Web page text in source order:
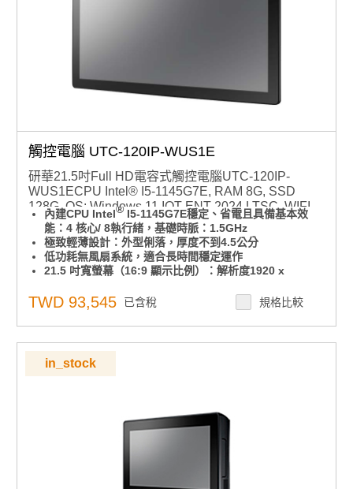
觸控電腦 UTC-120IP-WUS1E
研華21.5吋Full HD電容式觸控電腦UTC-120IP-
WUS1ECPU Intel® I5-1145G7E, RAM 8G, SSD
128G, OS: Windows 11 IOT ENT 2024 LTSC, WIFI
及藍芽, 電源線（台灣）
內建CPU Intel® I5-1145G7E穩定、省電且具備基本效
能：4 核心/ 8執行緒，基礎時脈：1.5GHz
極致輕薄設計：外型俐落，厚度不到4.5公分
低功耗無風扇系統，適合長時間穩定運作
21.5 吋寬螢幕（16:9 顯示比例）：解析度1920 x
前面板達 IP65 防水防塵等級：適用於工廠、廚房、戶外
等多種場合
極簡背蓋設計，支援三向 I/O 走線，佈線整齊清爽，維護
更輕鬆
可橫放也可直立使用，不受空間限制，彈性對應各種需求
支援 VESA 100mm 標準壁掛孔：安裝多元，自由擴充不
版本(也可支援Windows 10)
為什麼要用Windows IOT版本？與PRO版本有什麼差異?
TWD 93,545 已含稅 規格比較
in_stock